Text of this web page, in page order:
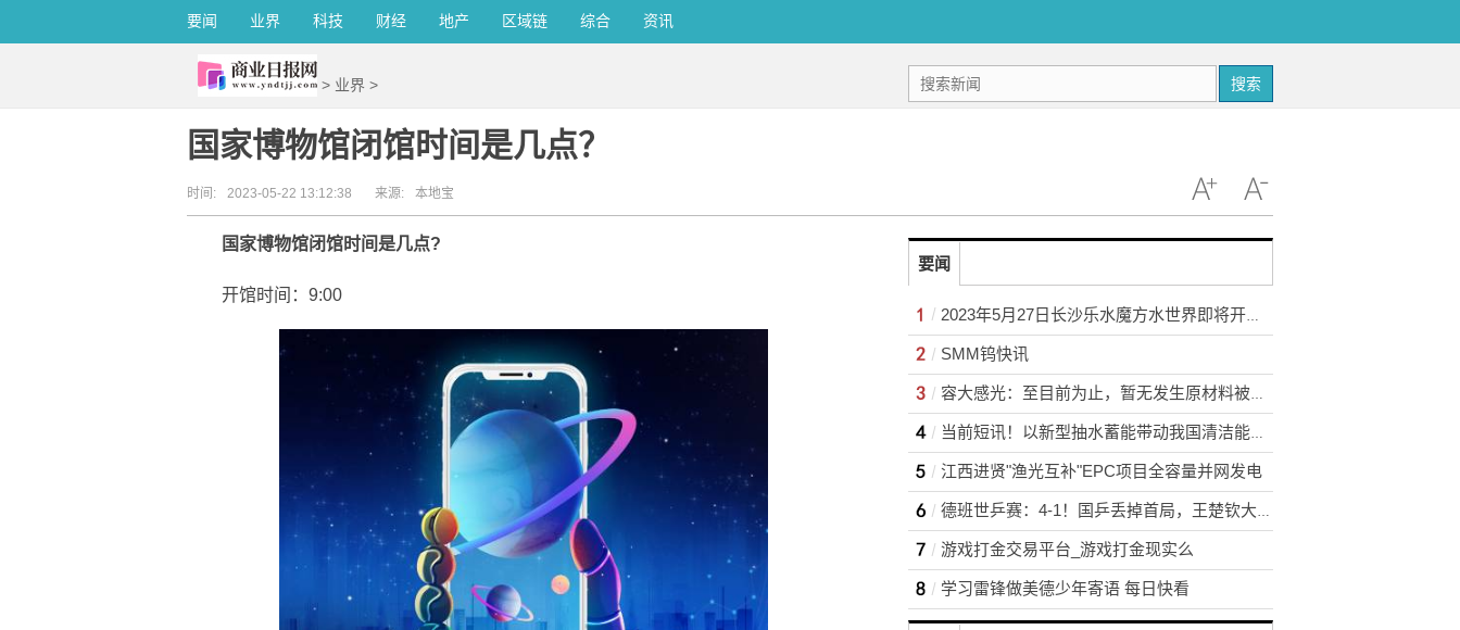
要闻 业界 科技 财经 地产 区域链 综合 资讯
> 业界 > 搜索
国家博物馆闭馆时间是几点？
时间: 2023-05-22 13:12:38 来源: 本地宝
国家博物馆闭馆时间是几点?
开馆时间：9:00
要闻
2023年5月27日长沙乐水魔方水世界即将开园 世界快消息
SMM钨快讯
容大感光：至目前为止，暂无发生原材料被限制采购的情况
当前短讯！以新型抽水蓄能带动我国清洁能源基地化开发将是一条康庄大道
江西进贤"渔光互补"EPC项目全容量并网发电
德班世乒赛：4-1！国乒丢掉首局，王楚钦大获全胜，再战日本名将 报道
游戏打金交易平台_游戏打金现实么
学习雷锋做美德少年寄语 每日快看